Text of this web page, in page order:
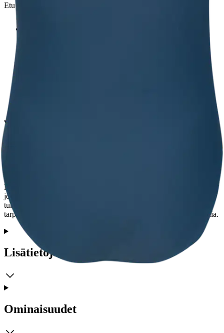
Etu ei koske Suuri‑lisäpalvelulla toimitettavia tuotteita.
Naisten Actuelle-uimapuku tarjoaa sporttisen ja tyylikkään ilmeen,
joka sopii niin rannalle kuin uimahalliin. Kevyesti muotoileva malli
tukee vartalon linjoja, ja irrotettavat toppaukset antavat lisätukea
tarpeen mukaan. Valmistuksessa on käytetty kierrätettyä polyamidia.
Lisätietoja
Ominaisuudet